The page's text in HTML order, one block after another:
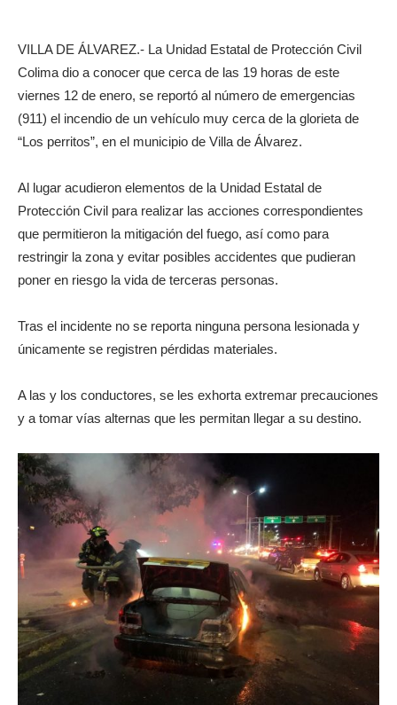
VILLA DE ÁLVAREZ.- La Unidad Estatal de Protección Civil
Colima dio a conocer que cerca de las 19 horas de este
viernes 12 de enero, se reportó al número de emergencias
(911) el incendio de un vehículo muy cerca de la glorieta de
“Los perritos”, en el municipio de Villa de Álvarez.
Al lugar acudieron elementos de la Unidad Estatal de
Protección Civil para realizar las acciones correspondientes
que permitieron la mitigación del fuego, así como para
restringir la zona y evitar posibles accidentes que pudieran
poner en riesgo la vida de terceras personas.
Tras el incidente no se reporta ninguna persona lesionada y
únicamente se registren pérdidas materiales.
A las y los conductores, se les exhorta extremar precauciones
y a tomar vías alternas que les permitan llegar a su destino.